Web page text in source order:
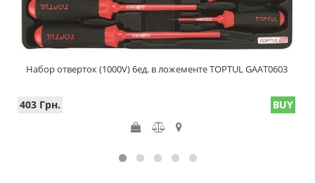
Набор отверток (1000V) 6ед. в ложементе TOPTUL GAAT0603
403 Грн. BUY